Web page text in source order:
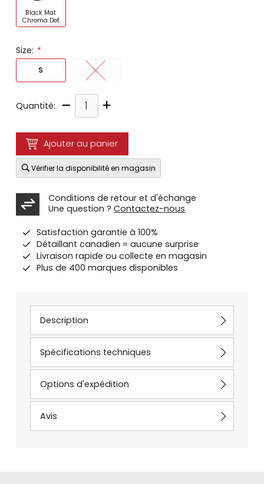
Black Mat
Chroma Dot
Size: *
S M
Quantité: – +
Ajouter au panier
Vérifier la disponibilité en magasin
Conditions de retour et d'échange
Une question ? Contactez-nous
Satisfaction garantie à 100%
Détaillant canadien = aucune surprise
Livraison rapide ou collecte en magasin
Plus de 400 marques disponibles
Description
Spécifications techniques
Options d'expédition
Avis